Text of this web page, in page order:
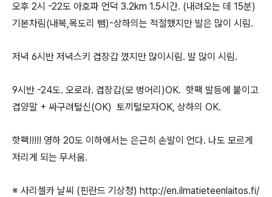
오후 2시 -22도 아호파 언덕 3.2km 1.5시간. (내려오는 데 15분)
기본차림(내복,목도리 뺌)-상하의는 적절했지만 발은 많이 시림.
저녁 6시반 저녁스키 겹장갑 꼈지만 많이시림. 발 많이 시림.
9시반 -24도. 오로라. 겹장갑(모 벙어리)OK. 핫팩 발등에 붙이고
겹양말 + 싸구려털신(OK) 토끼털모자OK, 상하의 OK.
핫팩!!!!! 영하 20도 이하에서는 은근히 손발이 언다. 나도 모르게
저리게 되는 무서움.
※ 사리셀카 날씨 (핀란드 기상청) http://en.ilmatieteenlaitos.fi/